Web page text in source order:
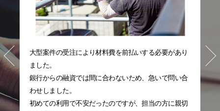
大型案件の受注により材料費を前払いする必要があり
ました。
銀行からの融資では間に合わないため、急いで問い合
わせしました。
初めての利用で不安だったのですが、担当の方に親切